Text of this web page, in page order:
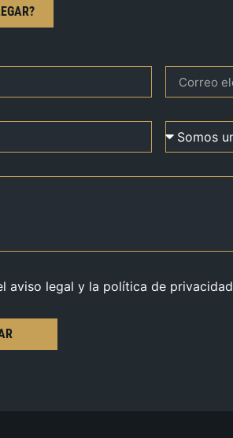
aviso legal y la política de privacidad